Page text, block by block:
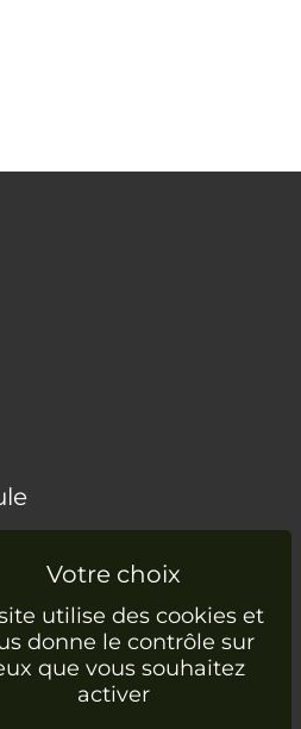
utilise des cookies et
donne le contrôle sur
que vous souhaitez
activer